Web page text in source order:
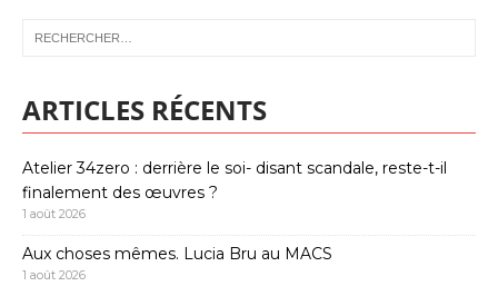
ARTICLES RÉCENTS
Atelier 34zero : derrière le soi- disant scandale, reste-t-il
finalement des œuvres ?
1 août 2026
Aux choses mêmes. Lucia Bru au MACS
1 août 2026